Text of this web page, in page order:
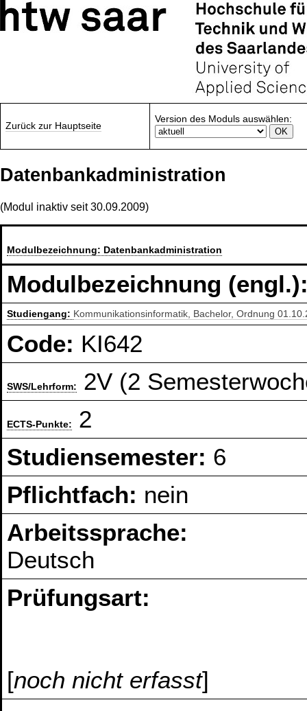
Zurück zur Hauptseite
Version des Moduls auswählen:
Datenbankadministration
(Modul inaktiv seit 30.09.2009)
Modulbezeichnung: Datenbankadministration
Modulbezeichnung
Studiengang: Kommunikationsinformatik, Bachelor, Ordnung
Code: KI642
SWS/Lehrform: 2V (2
ECTS-Punkte:
2
Studiensemester: 6
Pflichtfach: nein
Arbeitssprache:
Deutsch
Prüfungsart:
[noch nicht erfasst]